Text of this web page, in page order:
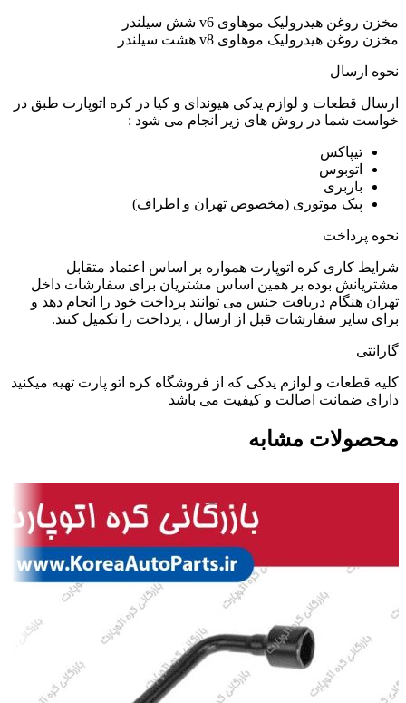
مخزن روغن هیدرولیک موهاوی v6 شش سیلندر
مخزن روغن هیدرولیک موهاوی v8 هشت سیلندر
نحوه ارسال
ارسال قطعات و لوازم یدکی هیوندای و کیا در کره اتوپارت طبق در
خواست شما در روش های زیر انجام می شود :
تیپاکس
اتوبوس
باربری
پیک موتوری (مخصوص تهران و اطراف)
نحوه پرداخت
شرایط کاری کره اتوپارت همواره بر اساس اعتماد متقابل
مشتریانش بوده بر همین اساس مشتریان برای سفارشات داخل
تهران هنگام دریافت جنس می توانند پرداخت خود را انجام دهد و
برای سایر سفارشات قبل از ارسال ، پرداخت را تکمیل کنند.
گارانتی
کلیه قطعات و لوازم یدکی که از فروشگاه کره اتو پارت تهیه میکنید
دارای ضمانت اصالت و کیفیت می باشد
محصولات مشابه